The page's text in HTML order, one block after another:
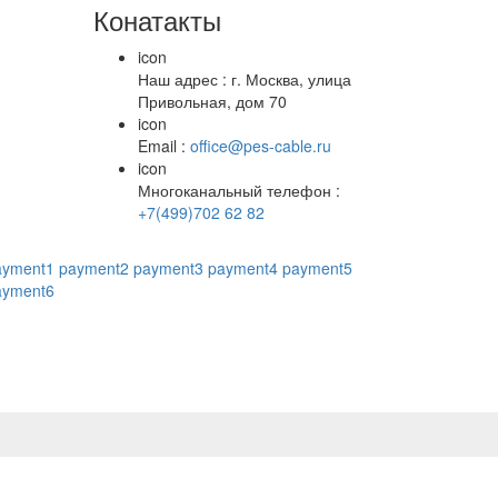
Конатакты
icon
Наш адрес : г. Москва, улица
Привольная, дом 70
icon
Email : office@pes-cable.ru
icon
Многоканальный телефон :
+7(499)702 62 82
payment2 payment3 payment4 payment5